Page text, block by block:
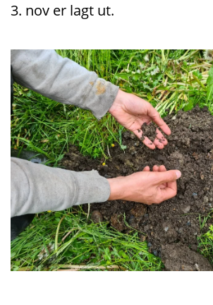
3. nov er lagt ut.